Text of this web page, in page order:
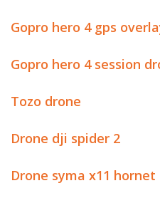
Gopro hero 4 gps
Gopro hero 4 session
Tozo drone
Drone dji spider 2
Drone syma x11 hornet